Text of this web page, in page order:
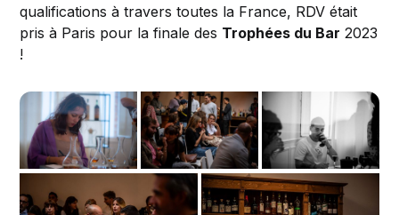
qualifications à travers toutes la France, RDV était
pris à Paris pour la finale des Trophées du Bar 2023
!